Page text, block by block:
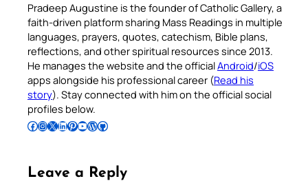
Pradeep Augustine is the founder of Catholic Gallery, a
faith-driven platform sharing Mass Readings in multiple
languages, prayers, quotes, catechism, Bible plans,
reflections, and other spiritual resources since 2013.
He manages the website and the officialAndroid/iOS
apps alongside his professional career (Read his
story). Stay connected with him on the official social
profiles below.
Follow Pradeep on Facebook Follow Pradeep on InstagramFollow Pradeep on X Follow Pradeep on LinkedIn Follow Pradeep on Pinterest Subscribe to Pradeep’s Youtube Channel Follow Pradeep on WordPress Follow Pradeep on GitHub
Leave a Reply